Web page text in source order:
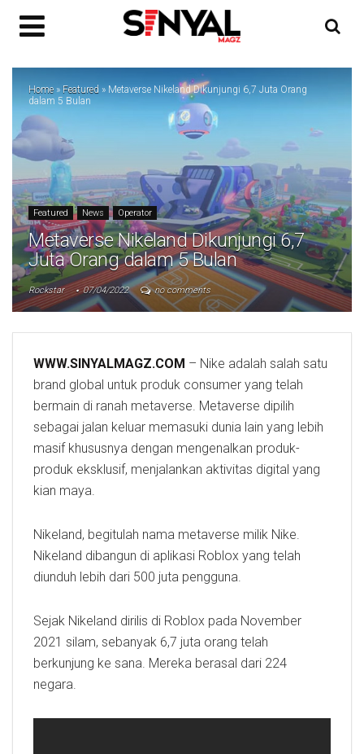
Home » Featured » Metaverse Nikeland Dikunjungi 6,7 Juta Orang
dalam 5 Bulan
Featured News Operator
Metaverse Nikeland Dikunjungi 6,7
Juta Orang dalam 5 Bulan
Rockstar 07/04/2022 no comments
WWW.SINYALMAGZ.COM – Nike adalah salah satu
brand global untuk produk consumer yang telah
bermain di ranah metaverse. Metaverse dipilih
sebagai jalan keluar memasuki dunia lain yang lebih
masif khususnya dengan mengenalkan produk-
produk eksklusif, menjalankan aktivitas digital yang
kian maya.
Nikeland, begitulah nama metaverse milik Nike.
Nikeland dibangun di aplikasi Roblox yang telah
diunduh lebih dari 500 juta pengguna.
Sejak Nikeland dirilis di Roblox pada November
2021 silam, sebanyak 6,7 juta orang telah
berkunjung ke sana. Mereka berasal dari 224
negara.